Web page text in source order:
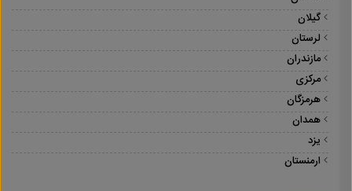
گیلان
لرستان
مازندران
مرکزی
هرمزگان
همدان
یزد
ارمنستان